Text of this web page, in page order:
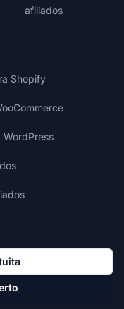
afiliados
Shopify